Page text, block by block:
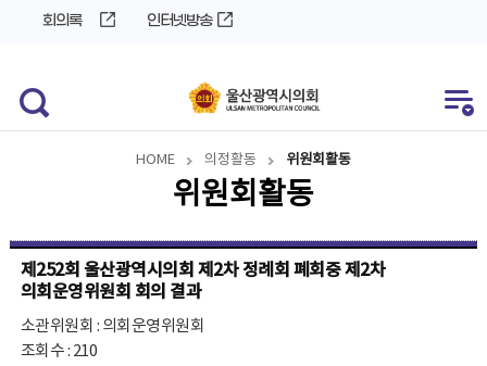
회의록 인터넷방송
HOME 의정활동 위원회활동
위원회활동
제252회 울산광역시의회 제2차 정례회 폐회중 제2차
의회운영위원회 회의 결과
소관위원회 : 의회운영위원회
조회수 : 210